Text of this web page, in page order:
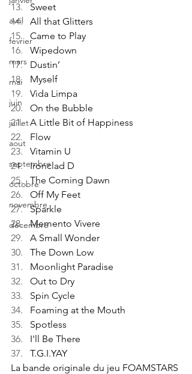
avril
fevrier
mars
mai
juin
juillet
aout
septembre
octobre
novembre
décembre
Sweet
All that Glitters
Came to Play
Wipedown
Dustin’
Myself
Vida Limpa
On the Bubble
A Little Bit of Happiness
Flow
Vitamin U
Ironclad D
The Coming Dawn
Off My Feet
Sparkle
Memento Vivere
A Small Wonder
The Down Low
Moonlight Paradise
Out to Dry
Spin Cycle
Foaming at the Mouth
Spotless
I'll Be There
T.G.I.YAY
La bande originale du jeu FOAMSTARS